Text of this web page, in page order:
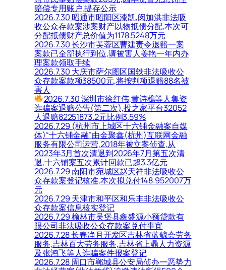
赔偿专用账户,提存公示
2026.7.30 昭通市昭阳区漆凯,闵加洪非法吸
收公众存款案涉案财产以物抵债分配,本次可
分配抵债财产总价值为1178.5248万元
2026.7.30 长沙市芙蓉区曹建责令退赔一案
案款已全部执行到位,请被害人姜艳一年内办
理案款领取手续
2026.7.30 大庆市萨尔图区国轶非法吸收公
众存款案款项38500元,将按判项退赔88名被
害人
2026.7.30 深圳市徐红伟,黄诗樵等人集资
诈骗案退赔公告(第二次),投之家平台32052
人退赔82251873.2元比例3.59%
2026.7.29 (杭州市上城区十六铺金融案自媒
体)“十六铺金融”由金聚鑫(杭州)互联网金融
服务有限公司运营,2018年被立案侦查,从
2023年3月首次清退到2026年7月第五次清
退,十六铺案五次累计回款已超3.3亿元
2026.7.29 南阳市宛城区赵天祥非法吸收公
众存款案登记核准,本次拟兑付148.952007万
元
2026.7.29 天津市和平区和乐丰非法吸收公
众存款案信息核实登记
2026.7.29 榆林市吴堡县鑫盛源小额贷款有
限公司非法吸收公众存款案兑付事宜
2026.7.28 长春净月开发区吉林省蓝鲸会劳务
服务,吉林百大劳务服务,吉林省上鼎人力资源
及张鸿飞等人诈骗案件报案登记
2026.7.28 周口市郸城县公安局侦办一恶势力